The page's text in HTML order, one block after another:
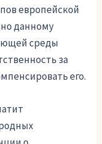
европейской
данному
среды
за
его.